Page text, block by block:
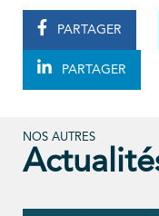
PARTAGER
PARTAGER
NOS AUTRES